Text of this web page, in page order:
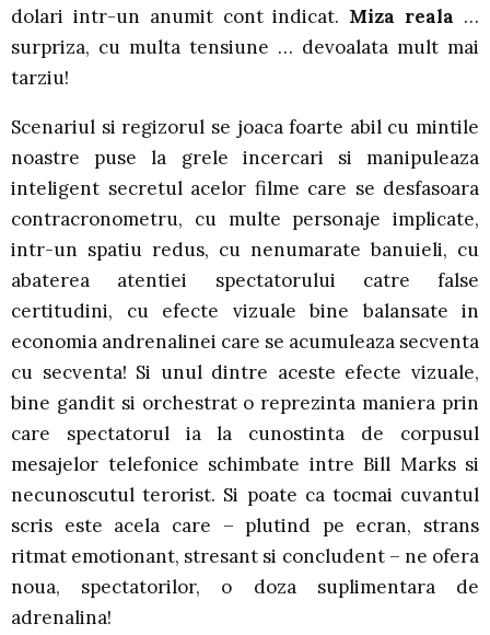
dolari intr-un anumit cont indicat. Miza reala …
surpriza, cu multa tensiune … devoalata mult mai
tarziu!
Scenariul si regizorul se joaca foarte abil cu mintile
noastre puse la grele incercari si manipuleaza
inteligent secretul acelor filme care se desfasoara
contracronometru, cu multe personaje implicate,
intr-un spatiu redus, cu nenumarate banuieli, cu
abaterea atentiei spectatorului catre false
certitudini, cu efecte vizuale bine balansate in
economia andrenalinei care se acumuleaza secventa
cu secventa! Si unul dintre aceste efecte vizuale,
bine gandit si orchestrat o reprezinta maniera prin
care spectatorul ia la cunostinta de corpusul
mesajelor telefonice schimbate intre Bill Marks si
necunoscutul terorist. Si poate ca tocmai cuvantul
scris este acela care – plutind pe ecran, strans
ritmat emotionant, stresant si concludent – ne ofera
noua, spectatorilor, o doza suplimentara de
adrenalina!